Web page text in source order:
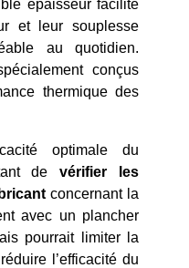
épaisseur facilite
et leur souplesse
au quotidien.
conçus
thermique des
optimale du
devérifier les
concernant la
avec un plancher
pourrait limiter la
l’efficacité du